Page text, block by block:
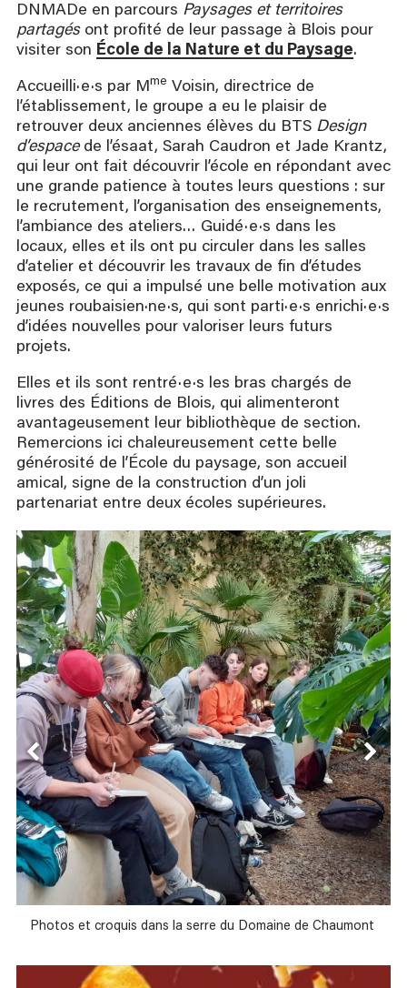
DNMADe en parcours Paysages et territoires
partagés ont profité de leur passage à Blois pour
visiter son École de la Nature et du Paysage.
Accueilli·e·s par M me Voisin, directrice de
l’établissement, le groupe a eu le plaisir de
retrouver deux anciennes élèves du BTS Design
d’espacede l’ésaat, Sarah Caudron et Jade Krantz,
qui leur ont fait découvrir l’école en répondant avec
une grande patience à toutes leurs questions : sur
le recrutement, l’organisation des enseignements,
l’ambiance des ateliers… Guidé·e·s dans les
locaux, elles et ils ont pu circuler dans les salles
d’atelier et découvrir les travaux de fin d’études
exposés, ce qui a impulsé une belle motivation aux
jeunes roubaisien·ne·s, qui sont parti·e·s enrichi·e·s
d’idées nouvelles pour valoriser leurs futurs
projets.
Elles et ils sont rentré·e·s les bras chargés de
livres des Éditions de Blois, qui alimenteront
avantageusement leur bibliothèque de section.
Remercions ici chaleureusement cette belle
générosité de l’École du paysage, son accueil
amical, signe de la construction d’un joli
partenariat entre deux écoles supérieures.
Photos et croquis dans la serre du Domaine de Chaumont